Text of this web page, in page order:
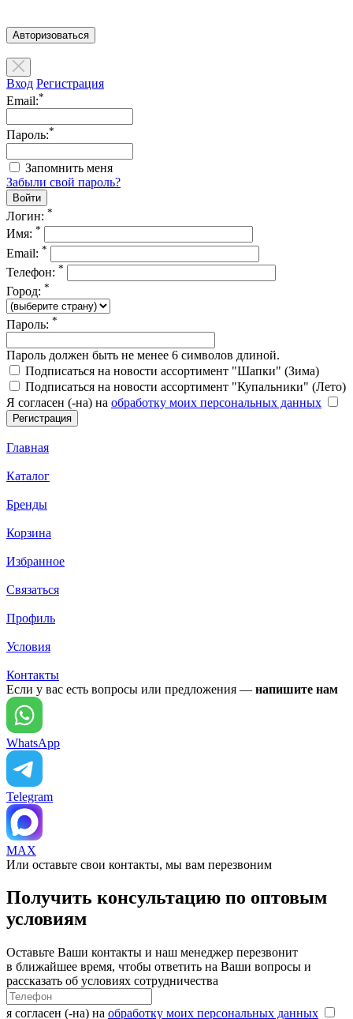
Авторизоваться
Вход Регистрация
Email:*
Пароль:*
Запомнить меня
Забыли свой пароль?
Логин: *
Имя: *
Email: *
Телефон: *
Город: *
Пароль: *
Пароль должен быть не менее 6 символов длиной.
Подписаться на новости ассортимент "Шапки" (Зима)
Подписаться на новости ассортимент "Купальники" (Лето)
Я согласен (-на) на обработку моих персональных данных
Главная
Каталог
Бренды
Корзина
Избранное
Связаться
Профиль
Условия
Контакты
Если у вас есть вопросы или предложения — напишите нам
WhatsApp
Telegram
MAX
Или оставьте свои контакты, мы вам перезвоним
Получить консультацию по оптовым
условиям
Оставьте Ваши контакты и наш менеджер перезвонит
в ближайшее время, чтобы ответить на Ваши вопросы и
рассказать об условиях сотрудничества
я согласен (-на) на обработку моих персональных данных